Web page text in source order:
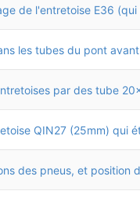
les tubes du pont avant